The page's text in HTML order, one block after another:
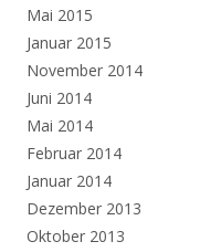
Mai 2015
Januar 2015
November 2014
Juni 2014
Mai 2014
Februar 2014
Januar 2014
Dezember 2013
Oktober 2013